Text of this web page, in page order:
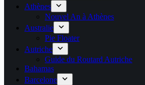
Athènes
Nouvel An à Athènes
Australie
Pie Floater
Autriche
Guide du Routard Autriche
Bahamas
Barcelone